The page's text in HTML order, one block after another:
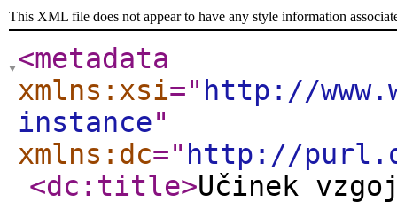
This XML file does not appear to have any style information
<metadata
xmlns:xsi=" http://
instance"
xmlns:dc=" http://
<dc:title>Učinek